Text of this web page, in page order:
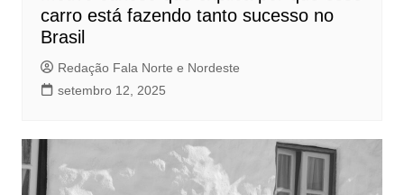
carro está fazendo tanto sucesso no
Brasil
Redação Fala Norte e Nordeste
setembro 12, 2025